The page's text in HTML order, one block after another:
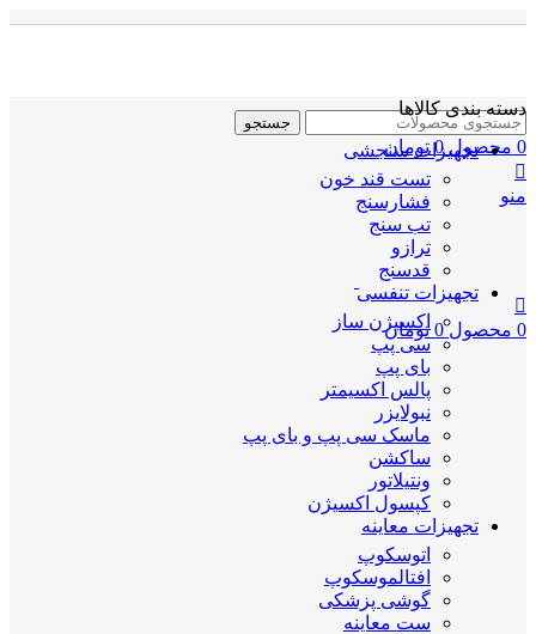
جستجو
0 محصول 0 تومان
منو
0 محصول 0 تومان
دسته بندی کالاها
تجهیزات سنجشی
تست قند خون
فشارسنج
تب سنج
ترازو
قدسنج
تجهیزات تنفسی
اکسیژن ساز
سی پپ
بای پپ
پالس اکسیمتر
نبولایزر
ماسک سی پپ و بای پپ
ساکشن
ونتیلاتور
کپسول اکسیژن
تجهیزات معاینه
اتوسکوپ
افتالموسکوپ
گوشی پزشکی
ست معاینه